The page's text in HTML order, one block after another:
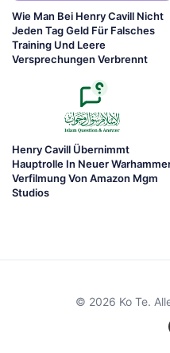
Wie Man Bei Henry Cavill Nicht
Jeden Tag Geld Für Falsches
Training Und Leere
Versprechungen Verbrennt
Henry Cavill Übernimmt
Hauptrolle In Neuer
Verfilmung Von Amazon Mgm
Studios
© 2026 Ko Te.